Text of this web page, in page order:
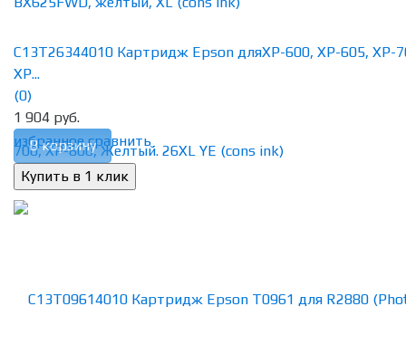
избранное сравнить
C13T26344010 Картридж Epson дляXP-600, XP-605, XP-
XP...
(0)
1 904 руб.
В корзину